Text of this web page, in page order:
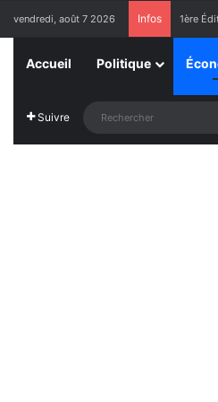
vendredi, août 7 2026 Infos 1ère
Accueil Politique
Suivre